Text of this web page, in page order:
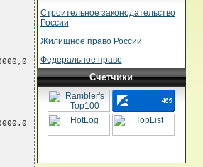
Строительное законодательство
России
Жилищное право России
Федеральное право
Счетчики